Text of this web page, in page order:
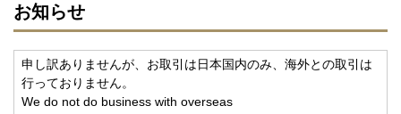
お知らせ
申し訳ありませんが、お取引は日本国内のみ、海外との取引は
行っておりません。
We do not do business with overseas